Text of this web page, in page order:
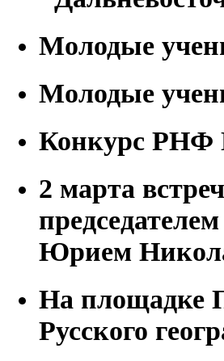
Молодые
Молодые
Конкурс РНФ
2 марта
Юрием
На площадке
Русского